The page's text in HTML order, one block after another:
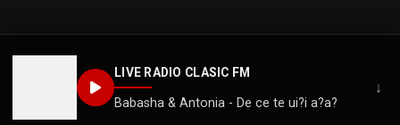
LIVE RADIO CLASIC FM
Babasha & Antonia - De ce te ui?i a?a?
↓